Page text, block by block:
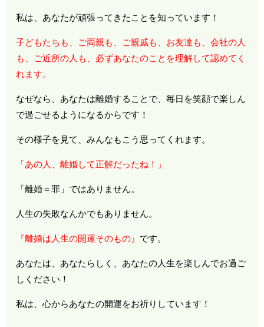
私は、あなたが頑張ってきたことを知っています！
子どもたちも、ご両親も、ご親戚も、お友達も、会社の人
も、ご近所の人も、必ずあなたのことを理解して認めてく
れます。
なぜなら、あなたは離婚することで、毎日を笑顔で楽しん
で過ごせるようになるからです！
その様子を見て、みんなもこう思ってくれます。
「あの人、離婚して正解だったね！」
「離婚＝罪」ではありません。
人生の失敗なんかでもありません。
『離婚は人生の開運そのもの』 です。
あなたは、あなたらしく、あなたの人生を楽しんでお過ご
しください！
私は、心からあなたの開運をお祈りしています！